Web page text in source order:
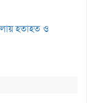
হতাহত ও